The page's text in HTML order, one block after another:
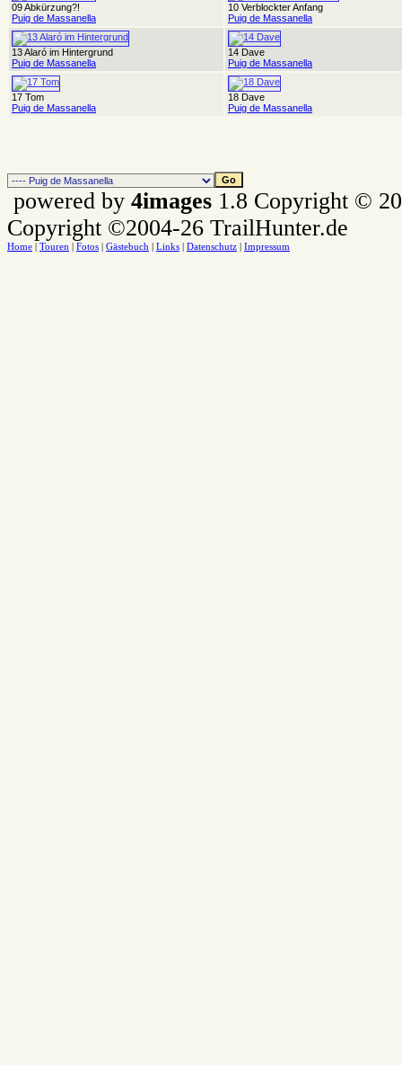
09 Abkürzung?!
Puig de Massanella
10 Verblockter Anfang
Puig de Massanella
13 Alaró im Hintergrund
Puig de Massanella
14 Dave
Puig de Massanella
17 Tom
Puig de Massanella
18 Dave
Puig de Massanella
powered by 4images 1.8 Copyright ©
Copyright ©2004-26 TrailHunter.de
Home Touren Fotos Gästebuch Links Datenschutz Impressum